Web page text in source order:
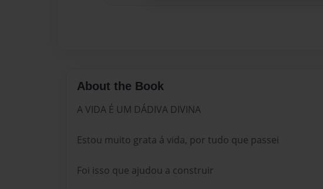
About the Book
A VIDA É UM DÁDIVA DIVINA
Estou muito grata á vida, por tudo que passei
Foi isso que ajudou a construir